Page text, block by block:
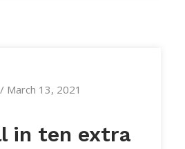
/ March 13, 2021
in ten extra